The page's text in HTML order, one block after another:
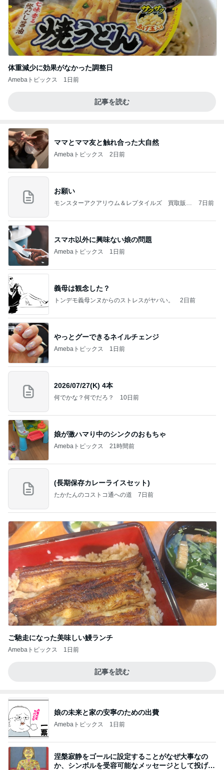
体重減少に効果がなかった調整日
Amebaトピックス 1日前
記事を読む
ママとママ友と触れ合った大自然
Amebaトピックス 2日前
お願い
モンスターアクアリウム＆レプタイルズ 買取販売
7日前
スマホ以外に興味ない娘の問題
Amebaトピックス 1日前
義母は観念した？
トンデモ義母ンヌからのストレスがヤバい。 2日前
やっとグーできるネイルチェンジ
Amebaトピックス 1日前
2026/07/27(K) 4本
何でかな？何でだろ？ 10日前
娘が激ハマり中のシンクのおもちゃ
Amebaトピックス 21時間前
(長期保存カレーライスセット)
たかたんのコストコ通への道 7日前
ご馳走になった美味しい鰻ランチ
Amebaトピックス 1日前
記事を読む
娘の未来と家の安寧のための出費
Amebaトピックス 1日前
涅槃寂静をゴールに設定することがなぜ大事なの
か、シンボルを受容可能なメッセージとして投げる